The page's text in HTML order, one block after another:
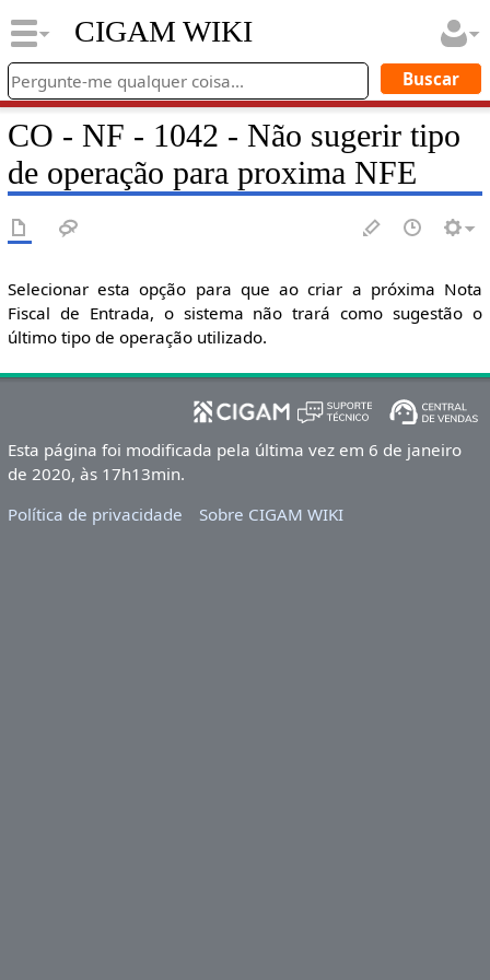
CIGAM WIKI
CO - NF - 1042 - Não sugerir tipo
de operação para proxima NFE
Selecionar esta opção para que ao criar a próxima Nota
Fiscal de Entrada, o sistema não trará como sugestão o
último tipo de operação utilizado.
Esta página foi modificada pela última vez em 6 de janeiro
de 2020, às 17h13min.
Política de privacidade
Sobre CIGAM WIKI